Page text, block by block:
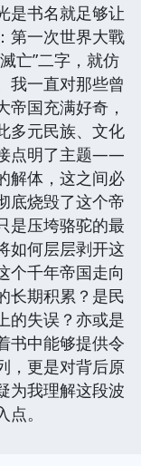
是书名就足够让
第一次世界大戰
亡”二字，就仿
我一直对那些曾
国充满好奇，
多元民族、文化
点明了主题——
解体，这之间必
底烧毁了这个帝
是压垮骆驼的最
如何层层剥开这
个千年帝国走向
长期积累？是民
的失误？亦或是
书中能够提供令
，更是对背后原
为我理解这段波
。